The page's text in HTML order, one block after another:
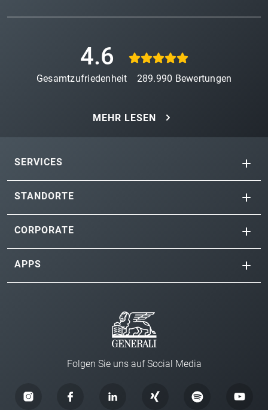
4.6
Gesamtzufriedenheit 289.990 Bewertungen
MEHR LESEN
SERVICES
STANDORTE
CORPORATE
APPS
Folgen Sie uns auf Social Media